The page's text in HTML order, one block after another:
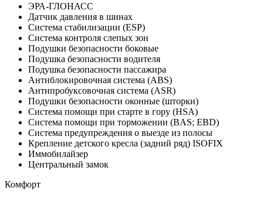
ЭРА-ГЛОНАСС
Датчик давления в шинах
Система стабилизации (ESP)
Система контроля слепых зон
Подушки безопасности боковые
Подушка безопасности водителя
Подушка безопасности пассажира
Антиблокировочная система (ABS)
Антипробуксовочная система (ASR)
Подушки безопасности оконные (шторки)
Система помощи при старте в гору (HSA)
Система помощи при торможении (BAS; EBD)
Система предупреждения о выезде из полосы
Крепление детского кресла (задний ряд) ISOFIX
Иммобилайзер
Центральный замок
Комфорт